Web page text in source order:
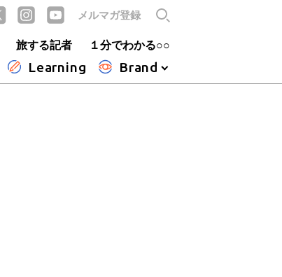
旅する記者 １分でわかる○○
Learning Brand
メルマガ登録